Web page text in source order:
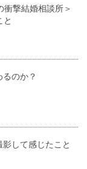
衝撃結婚相談所＞
と
るのか？
影して感じたこと